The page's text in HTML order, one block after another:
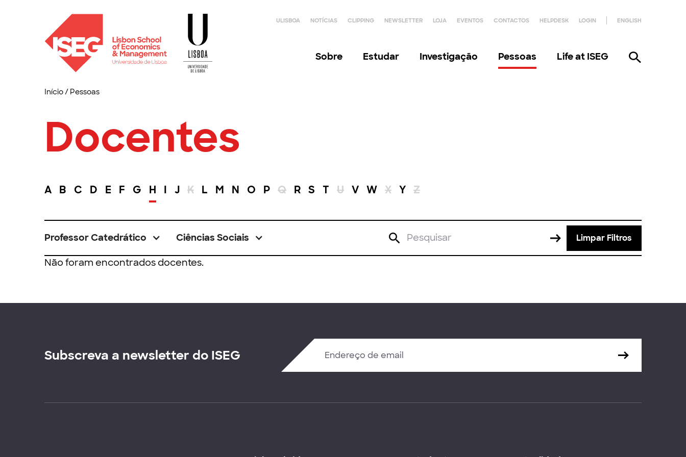
ULISBOA NOTÍCIAS CLIPPING NEWSLETTER LOJA EVENTOS CONTACTOS HELPDESK LOGIN ENGLISH
Sobre Estudar Investigação Pessoas Life at ISEG
Início/ Pessoas
Docentes
A B C D E F G H I J K L M N O P Q R S T U V W X Y Z
Professor Catedrático Ciências Sociais Limpar Filtros
Não foram encontrados docentes.
Subscreva a newsletter do ISEG